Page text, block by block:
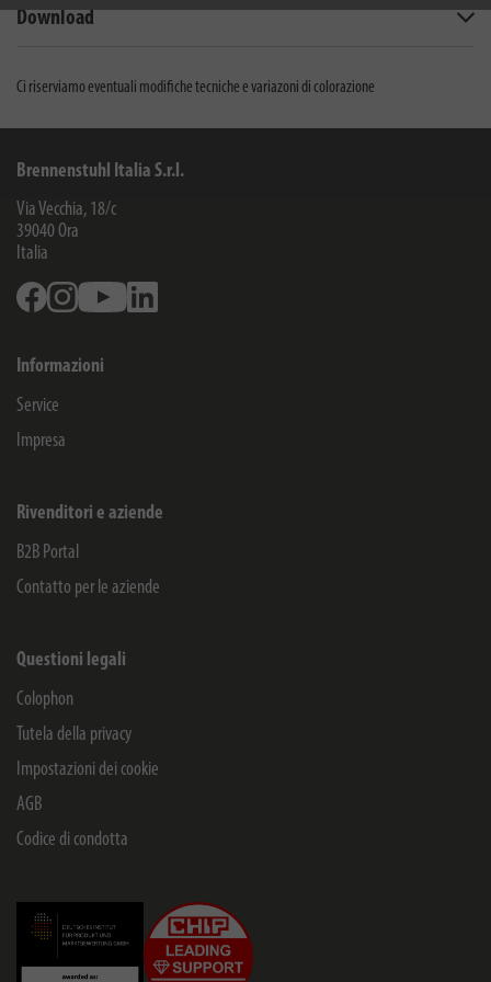
Download
Ci riserviamo eventuali modifiche tecniche e variazoni di colorazione
Brennenstuhl Italia S.r.l.
Via Vecchia, 18/c
39040Ora
Italia
FacebookInstagramYoutube
Informazioni
Service
Impresa
Rivenditori e aziende
B2B Portal
Contatto per le aziende
Questioni legali
Colophon
Tutela della privacy
Impostazioni dei cookie
AGB
Codice di condotta